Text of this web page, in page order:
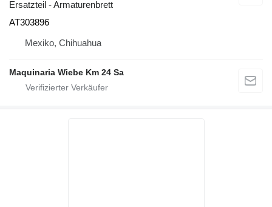
Ersatzteil - Armaturenbrett
AT303896
Mexiko, Chihuahua
Maquinaria Wiebe Km 24 Sa